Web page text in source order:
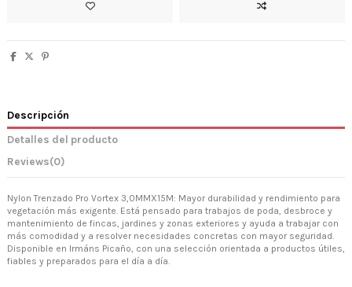
Descripción
Detalles del producto
Reviews(0)
Nylon Trenzado Pro Vortex 3,0MMX15M: Mayor durabilidad y rendimiento para
vegetación más exigente. Está pensado para trabajos de poda, desbroce y
mantenimiento de fincas, jardines y zonas exteriores y ayuda a trabajar con
más comodidad y a resolver necesidades concretas con mayor seguridad.
Disponible en Irmáns Picaño, con una selección orientada a productos útiles,
fiables y preparados para el día a día.